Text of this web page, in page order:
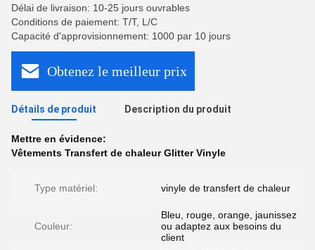
Délai de livraison: 10-25 jours ouvrables
Conditions de paiement: T/T, L/C
Capacité d'approvisionnement: 1000 par 10 jours
Obtenez le meilleur prix
Détails de produit Description du produit
Mettre en évidence:
Vêtements Transfert de chaleur Glitter Vinyle
Type matériel: vinyle de transfert de chaleur
Couleur:
Bleu, rouge, orange, jaunissez
ou adaptez aux besoins du
client